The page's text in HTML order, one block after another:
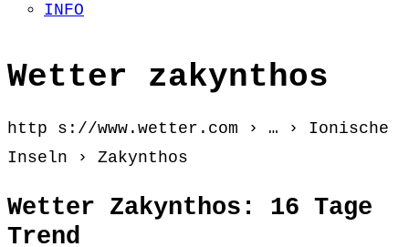
INFO
Wetter zakynthos
http s://www.wetter.com › … › Ionische
Inseln › Zakynthos
Wetter Zakynthos: 16 Tage
Trend